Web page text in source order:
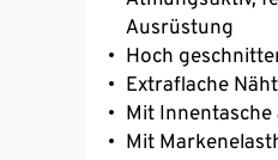
Ausrüstung
Hoch
Extraflache
Mit Innentasche
Mit